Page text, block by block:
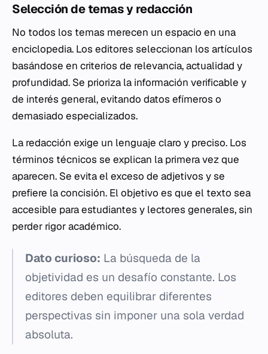
Selección de temas y redacción
No todos los temas merecen un espacio en una
enciclopedia. Los editores seleccionan los artículos
basándose en criterios de relevancia, actualidad y
profundidad. Se prioriza la información verificable y
de interés general, evitando datos efímeros o
demasiado especializados.
La redacción exige un lenguaje claro y preciso. Los
términos técnicos se explican la primera vez que
aparecen. Se evita el exceso de adjetivos y se
prefiere la concisión. El objetivo es que el texto sea
accesible para estudiantes y lectores generales, sin
perder rigor académico.
Dato curioso: La búsqueda de la
objetividad es un desafío constante. Los
editores deben equilibrar diferentes
perspectivas sin imponer una sola verdad
absoluta.